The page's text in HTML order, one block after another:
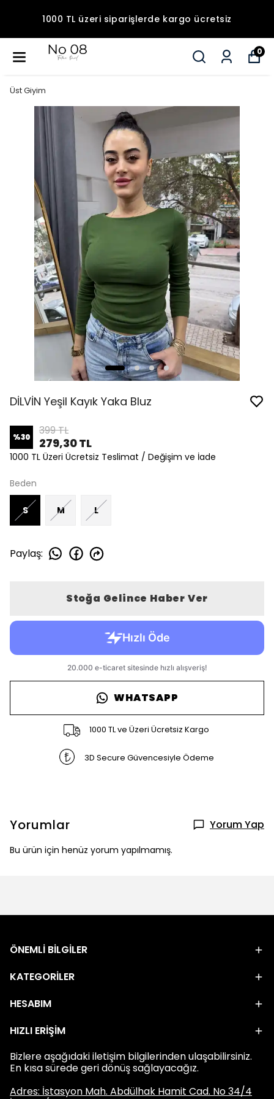
1000 TL üzeri siparişlerde kargo ücretsiz
0
Üst Giyim
DİLVİN Yeşil Kayık Yaka Bluz
%30 399 TL
279,30 TL
1000 TL Üzeri Ücretsiz Teslimat / Değişim ve İade
Beden
S M L
Paylaş:
Stoğa Gelince Haber Ver
WHATSAPP
1000 TL ve Üzeri Ücretsiz Kargo
3D Secure Güvencesiyle Ödeme
Yorumlar Yorum Yap
Bu ürün için henüz yorum yapılmamış.
ÖNEMLİ BİLGİLER
KATEGORİLER
HESABIM
HIZLI ERİŞİM
Bizlere aşağıdaki iletişim bilgilerinden ulaşabilirsiniz.
En kısa sürede geri dönüş sağlayacağız.
Adres: İstasyon Mah. Abdülhak Hamit Cad. No 34/4